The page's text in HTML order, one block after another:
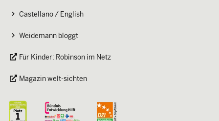
Castellano / English
Weidemann bloggt
Für Kinder: Robinson im Netz
Magazin welt-sichten